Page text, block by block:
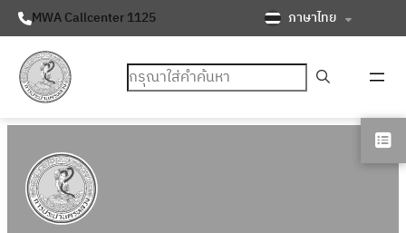
MWA Callcenter 1125 ภาษาไทย
ค้นหา